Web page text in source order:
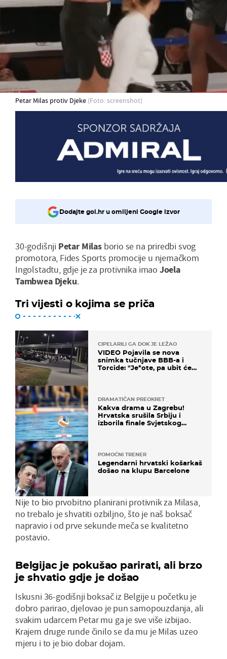
Petar Milas protiv Djeke (Foto: screenshot)
Dodajte gol.hr u omiljeni Google izvor
30-godišnji Petar Milas borio se na priredbi svog
promotora, Fides Sports promocije u njemačkom
Ingolstadtu, gdje je za protivnika imao Joela
Tambwea Djeku.
Tri vijesti o kojima se priča
CIPELARILI GA DOK JE LEŽAO
VIDEO Pojavila se nova
snimka tučnjave BBB-a i
Torcide: "Je*ote, pa ubit će
DRAMATIČAN PREOKRET
Kakva drama u Zagrebu!
Hrvatska srušila Srbiju i
izborila finale Svjetskog
POMOĆNI TRENER
Legendarni hrvatski košarkaš
došao na klupu Barcelone
Nije to bio prvobitno planirani protivnik za Milasa,
no trebalo je shvatiti ozbiljno, što je naš boksač
napravio i od prve sekunde meča se kvalitetno
postavio.
Belgijac je pokušao parirati, ali brzo
je shvatio gdje je došao
Iskusni 36-godišnji boksač iz Belgije u početku je
dobro parirao, djelovao je pun samopouzdanja, ali
svakim udarcem Petar mu ga je sve više izbijao.
Krajem druge runde činilo se da mu je Milas uzeo
mjeru i to je bio dobar dojam.